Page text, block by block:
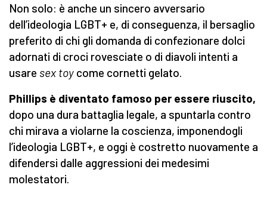
Non solo: è anche un sincero avversario
dell’ideologia LGBT+ e, di conseguenza, il bersaglio
preferito di chi gli domanda di confezionare dolci
adornati di croci rovesciate o di diavoli intenti a
usare sex toy come cornetti gelato.
Phillips è diventato famoso per essere riuscito,
dopo una dura battaglia legale, a spuntarla contro
chi mirava a violarne la coscienza, imponendogli
l’ideologia LGBT+, e oggi è costretto nuovamente a
difendersi dalle aggressioni dei medesimi
molestatori.